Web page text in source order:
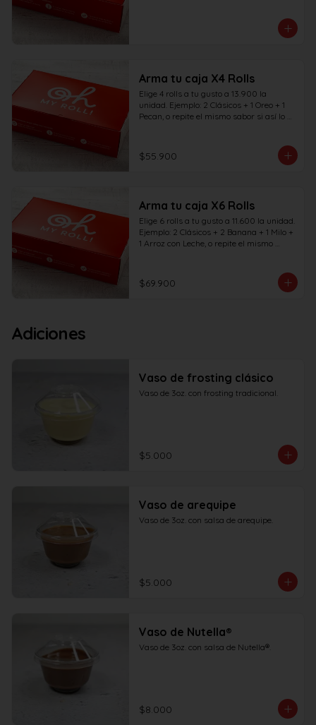
Arma tu caja X4 Rolls
Elige 4 rolls a tu gusto a 13.900 la
unidad. Ejemplo: 2 Clásicos + 1 Oreo + 1
Pecan, o repite el mismo sabor si así lo
$55.900
Arma tu caja X6 Rolls
Elige 6 rolls a tu gusto a 11.600 la unidad.
Ejemplo: 2 Clásicos + 2 Banana + 1 Milo +
1 Arroz con Leche, o repite el mismo
$69.900
Adiciones
Vaso de frosting clásico
Vaso de 3oz. con frosting tradicional.
$5.000
Vaso de arequipe
Vaso de 3oz. con salsa de arequipe.
$5.000
Vaso de Nutella®
Vaso de 3oz. con salsa de Nutella®.
$8.000